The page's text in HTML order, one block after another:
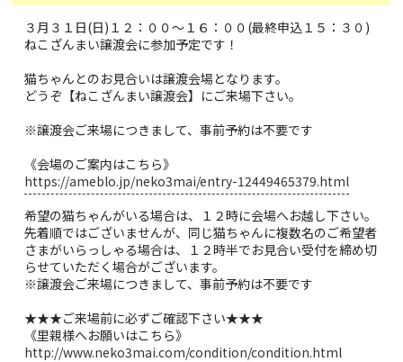
３月３１日(日)１２：００～１６：００(最終申込１５：３０)
ねこざんまい譲渡会に参加予定です！
猫ちゃんとのお見合いは譲渡会場となります。
どうぞ【ねこざんまい譲渡会】にご来場下さい。
※譲渡会ご来場につきまして、事前予約は不要です
《会場のご案内はこちら》
https://ameblo.jp/neko3mai/entry-12449465379.html
希望の猫ちゃんがいる場合は、１２時に会場へお越し下さい。
先着順ではございませんが、同じ猫ちゃんに複数名のご希望者
さまがいらっしゃる場合は、１２時半でお見合い受付を締め切
らせていただく場合がございます。
※譲渡会ご来場につきまして、事前予約は不要です
★★★ご来場前に必ずご確認下さい★★★
《里親様へお願いはこちら》
http://www.neko3mai.com/condition/condition.html